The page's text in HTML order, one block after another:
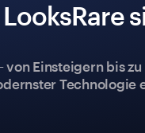
Einsteigern bis